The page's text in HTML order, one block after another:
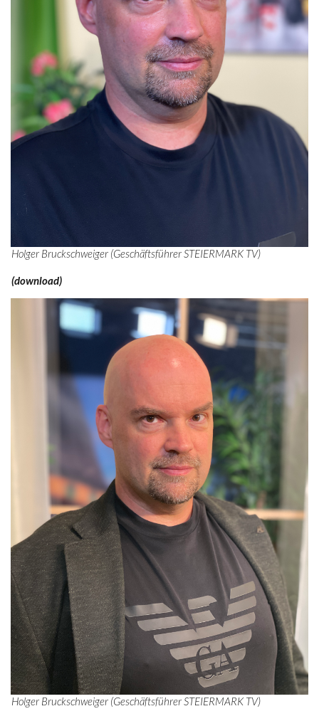
Holger Bruckschweiger (Geschäftsführer STEIERMARK TV)
(download)
Holger Bruckschweiger (Geschäftsführer STEIERMARK TV)